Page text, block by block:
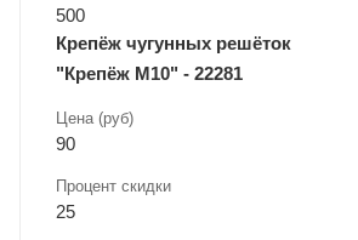
500
Крепёж чугунных решёток
"Крепёж М10" - 22281
Цена (руб)
90
Процент скидки
25